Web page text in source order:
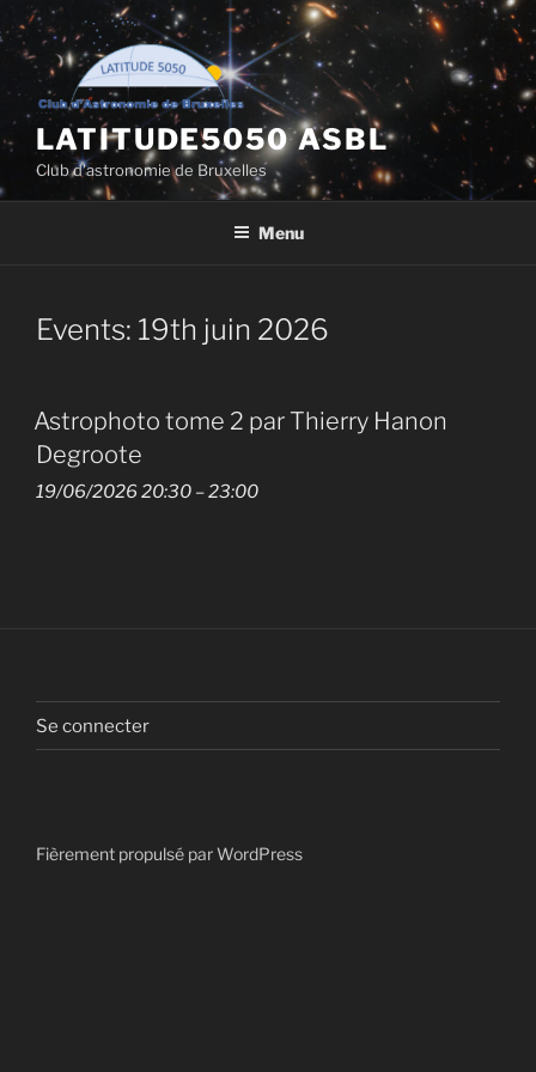
Aller
au
contenu
principal
LATITUDE5050 ASBL
Club d'astronomie de Bruxelles
Menu
Events: 19th juin 2026
Astrophoto tome 2 par Thierry Hanon
Degroote
19/06/2026 20:30 –23:00
Se connecter
Fièrement propulsé par WordPress